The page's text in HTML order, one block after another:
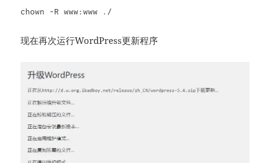
chown -R www:www ./
现在再次运行WordPress更新程序